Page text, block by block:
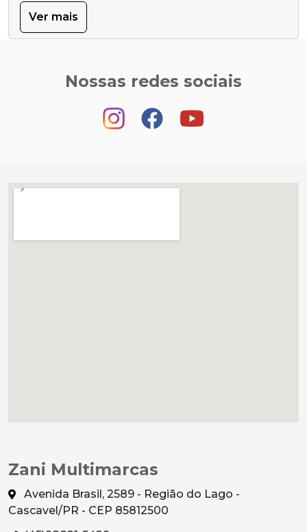
Ver mais
Nossas redes sociais
Zani Multimarcas
Avenida Brasil, 2589 - Região do Lago -
Cascavel/PR - CEP 85812500